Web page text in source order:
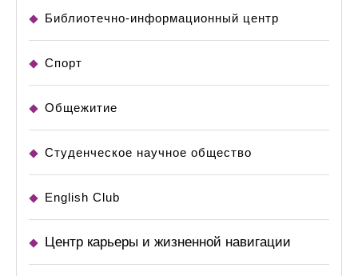
Библиотечно-информационный центр
Спорт
Общежитие
Студенческое научное общество
English Club
Центр карьеры и жизненной навигации